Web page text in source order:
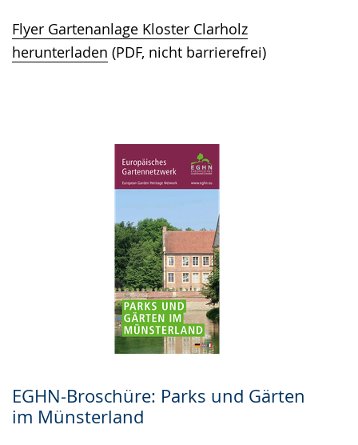
Flyer Gartenanlage Kloster Clarholz
herunterladen (PDF, nicht barrierefrei)
EGHN-Broschüre: Parks und Gärten
im Münsterland